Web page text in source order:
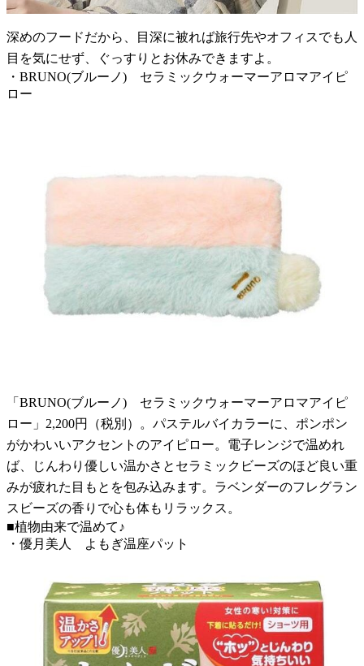
深めのフードだから、目深に被れば旅行先やオフィスでも人
目を気にせず、ぐっすりとお休みできますよ。
・BRUNO(ブルーノ) セラミックウォーマーアロマアイピ
ロー
「BRUNO(ブルーノ) セラミックウォーマーアロマアイピ
ロー」2,200円（税別）。パステルバイカラーに、ポンポン
がかわいいアクセントのアイピロー。電子レンジで温めれ
ば、じんわり優しい温かさとセラミックビーズのほど良い重
みが疲れた目もとを包み込みます。ラベンダーのフレグラン
スビーズの香りで心も体もリラックス。
■植物由来で温めて♪
・優月美人 よもぎ温座パット